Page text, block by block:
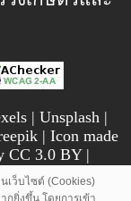
| Unsplash |
| Icon made
CC 3.0 BY |
เว็บไซต์ (Cookies)
กยิ่งขึ้น โดยการเข้า